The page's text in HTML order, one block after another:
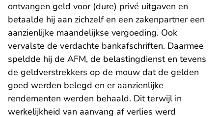
ontvangen geld voor (dure) privé uitgaven en
betaalde hij aan zichzelf en een zakenpartner een
aanzienlijke maandelijkse vergoeding. Ook
vervalste de verdachte bankafschriften. Daarmee
speldde hij de AFM, de belastingdienst en tevens
de geldverstrekkers op de mouw dat de gelden
goed werden belegd en er aanzienlijke
rendementen werden behaald. Dit terwijl in
werkelijkheid van aanvang af verlies werd